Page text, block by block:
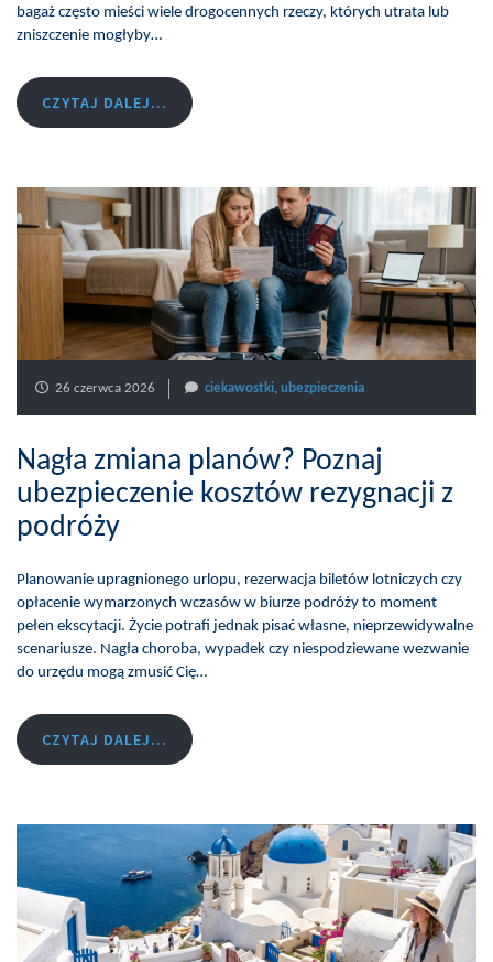
bagaż często mieści wiele drogocennych rzeczy, których utrata lub
zniszczenie mogłyby…
CZYTAJ DALEJ...
26 czerwca 2026 ciekawostki, ubezpieczenia
Nagła zmiana planów? Poznaj
ubezpieczenie kosztów rezygnacji z
podróży
Planowanie upragnionego urlopu, rezerwacja biletów lotniczych czy
opłacenie wymarzonych wczasów w biurze podróży to moment
pełen ekscytacji. Życie potrafi jednak pisać własne, nieprzewidywalne
scenariusze. Nagła choroba, wypadek czy niespodziewane wezwanie
do urzędu mogą zmusić Cię…
CZYTAJ DALEJ...